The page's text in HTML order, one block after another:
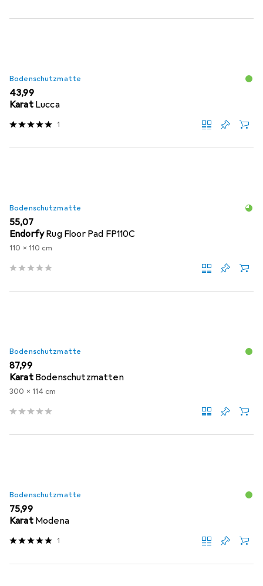
Bodenschutzmatte
EUR
43,99
Karat Lucca
1
Bodenschutzmatte
EUR
55,07
EndorfyRug Floor Pad FP110C
110 x 110 cm
Bodenschutzmatte
EUR
87,99
Karat Bodenschutzmatten
300 x 114 cm
Bodenschutzmatte
EUR
75,99
Karat Modena
1